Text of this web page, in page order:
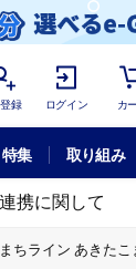
録 ログイン カ
特集 取り組み
携に関して
ちライン あきた